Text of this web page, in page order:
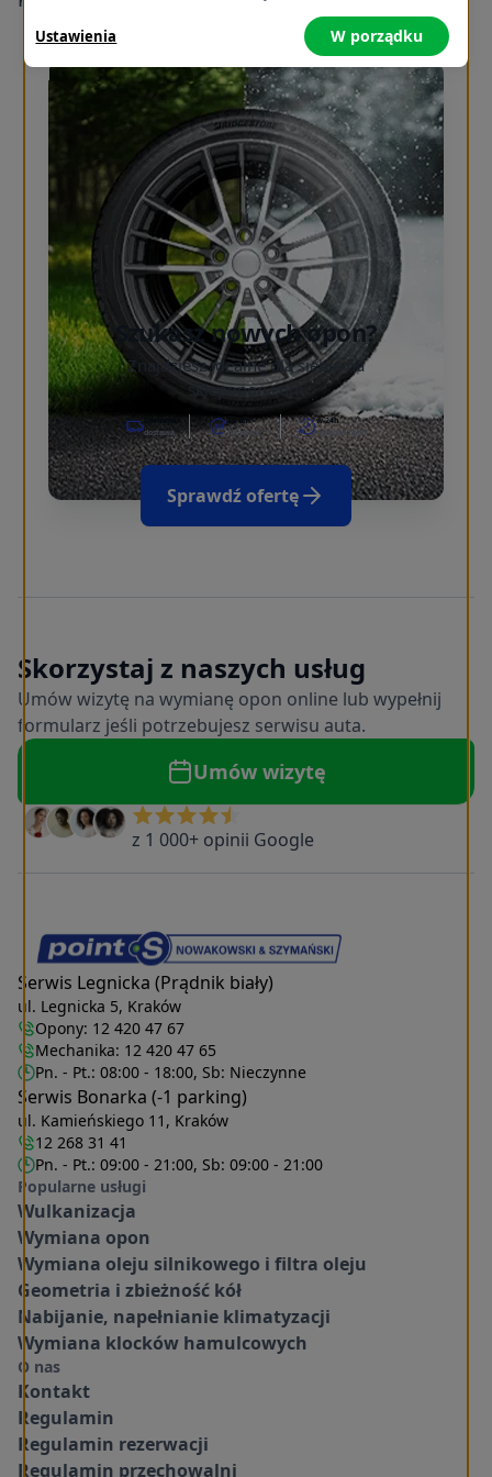
Szukasz nowych opon?
Znajdziesz idealne dla siebie na
sklepopon.com
dostawa
30 dni
na zwrot
w 24h
wysyłka opon
Sprawdź ofertę
Skorzystaj z naszych usług
Umów wizytę na wymianę opon online lub wypełnij
formularz jeśli potrzebujesz serwisu auta.
z 1 000+ opinii Google
Umów wizytę
Serwis Legnicka (Prądnik biały)
ul. Legnicka 5, Kraków
Opony: 12 420 47 67
Mechanika: 12 420 47 65
Pn. - Pt.: 08:00 - 18:00, Sb: Nieczynne
Serwis Bonarka (-1 parking)
ul. Kamieńskiego 11, Kraków
12 268 31 41
Pn. - Pt.: 09:00 - 21:00, Sb: 09:00 - 21:00
Popularne usługi
Wulkanizacja
Wymiana opon
Wymiana oleju silnikowego i filtra oleju
Geometria i zbieżność kół
Nabijanie, napełnianie klimatyzacji
Wymiana klocków hamulcowych
O nas
Kontakt
Regulamin
Regulamin rezerwacji
Regulamin przechowalni
Ustawienia W porządku